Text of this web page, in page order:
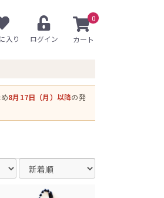
入り ログイン
0
8月17日（月）以降の発